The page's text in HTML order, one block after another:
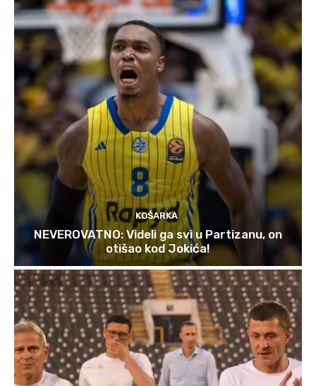
KOŠARKA
NEVEROVATNO: Videli ga svi u Partizanu, on
otišao kod Jokića!